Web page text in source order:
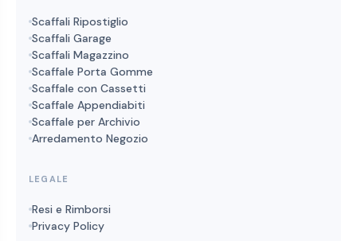
Scaffali Ripostiglio
Scaffali Garage
Scaffali Magazzino
Scaffale Porta Gomme
Scaffale con Cassetti
Scaffale Appendiabiti
Scaffale per Archivio
Arredamento Negozio
LEGALE
Resi e Rimborsi
Privacy Policy